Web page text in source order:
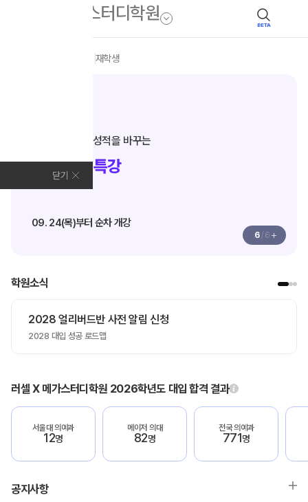
BETA
닫기
재학생
단기 완성으로 성적을 바꾸는
추석 집중 특강
09. 24(목)부터 순차 개강
6/ 6 +
학원소식
2028 얼리버드반 사전 알림 신청
2028 대입 성공 로드맵
러셀 X 메가스터디학원 2026학년도 대입 합격 결과
서울대 의예과
12명
메이저 의대
82명
전국 의예과
771명
공지사항